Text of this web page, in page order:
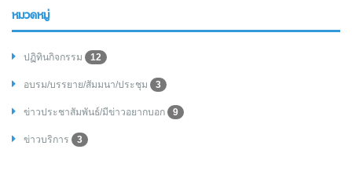
หมวดหมู่
ปฏิทินกิจกรรม 12
อบรม/บรรยาย/สัมมนา/ประชุม 3
ข่าวประชาสัมพันธ์/มีข่าวอยากบอก 9
ข่าวบริการ 3